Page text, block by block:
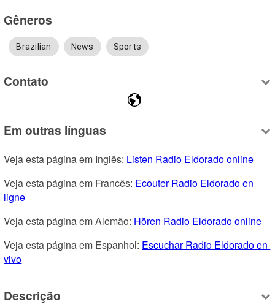
Gêneros
Brazilian News Sports
Contato
Em outras línguas
Veja esta página em Inglês: Listen Radio Eldorado online
Veja esta página em Francês: Ecouter Radio Eldorado en
ligne
Veja esta página em Alemão: Hören Radio Eldorado online
Veja esta página em Espanhol: Escuchar Radio Eldorado en
vivo
Descrição